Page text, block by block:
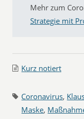
Mehr zum
Strategie mit
Kurz notiert
Coronavirus,
Maske,